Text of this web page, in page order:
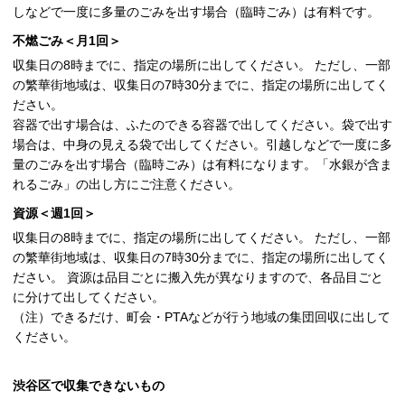
しなどで一度に多量のごみを出す場合（臨時ごみ）は有料です。
不燃ごみ＜月1回＞
収集日の8時までに、指定の場所に出してください。 ただし、一部
の繁華街地域は、収集日の7時30分までに、指定の場所に出してく
ださい。
容器で出す場合は、ふたのできる容器で出してください。袋で出す
場合は、中身の見える袋で出してください。引越しなどで一度に多
量のごみを出す場合（臨時ごみ）は有料になります。「水銀が含ま
れるごみ」の出し方にご注意ください。
資源＜週1回＞
収集日の8時までに、指定の場所に出してください。 ただし、一部
の繁華街地域は、収集日の7時30分までに、指定の場所に出してく
ださい。 資源は品目ごとに搬入先が異なりますので、各品目ごと
に分けて出してください。
（注）できるだけ、町会・PTAなどが行う地域の集団回収に出して
ください。
渋谷区で収集できないもの